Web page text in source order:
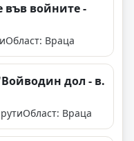
във войните -
Област: Враца
дол - в.
Област: Враца